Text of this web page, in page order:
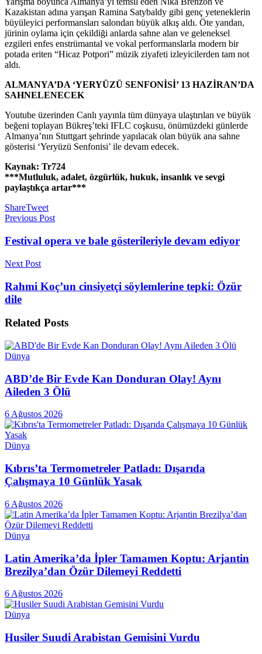
Kazakistan adına yarışan Ramina Satybaldy gibi genç yeteneklerin
büyüleyici performansları salondan büyük alkış aldı. Öte yandan,
jürinin oylama için çekildiği anlarda sahne alan ve geleneksel
ezgileri enfes enstrümantal ve vokal performanslarla modern bir
potada eriten “Hicaz Potpori” müzik ziyafeti izleyicilerden tam not
aldı.
ALMANYA’DA ‘YERYÜZÜ SENFONİSİ’ 13 HAZİRAN’DA
SAHNELENECEK
Youtube üzerinden Canlı yayınla tüm dünyaya ulaştırılan ve büyük
beğeni toplayan Bükreş’teki IFLC coşkusu, önümüzdeki günlerde
Almanya’nın Stuttgart şehrinde yapılacak olan büyük ana sahne
gösterisi ‘Yeryüzü Senfonisi’ ile devam edecek.
Kaynak: Tr724
***Mutluluk, adalet, özgürlük, hukuk, insanlık ve sevgi
paylaştıkça artar***
ShareTweet
Previous Post
Festival opera ve bale gösterileriyle devam ediyor
Next Post
Rahmi Koç’un cinsiyetçi söylemlerine tepki: Özür
dile
Related Posts
Dünya
ABD’de Bir Evde Kan Donduran Olay! Aynı
Aileden 3 Ölü
6 Ağustos 2026
Dünya
Kıbrıs’ta Termometreler Patladı: Dışarıda
Çalışmaya 10 Günlük Yasak
6 Ağustos 2026
Dünya
Latin Amerika’da İpler Tamamen Koptu: Arjantin
Brezilya’dan Özür Dilemeyi Reddetti
6 Ağustos 2026
Dünya
Husiler Suudi Arabistan Gemisini Vurdu